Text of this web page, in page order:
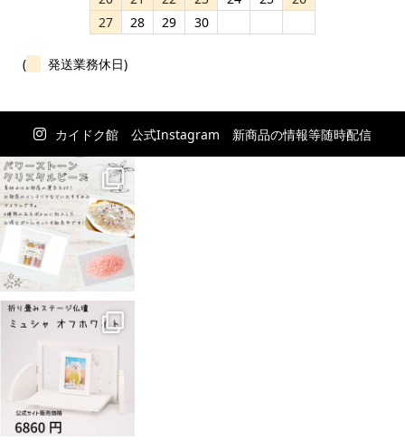
27
28 29 30
( 発送業務休日)
カイドク館 公式Instagram 新商品の情報等随時配信